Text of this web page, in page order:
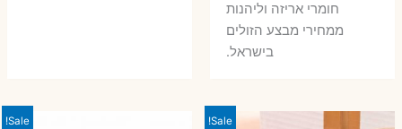
חומרי אריזה וליהנות
ממחירי מבצע הזולים
בישראל.
Sale!
Sale!